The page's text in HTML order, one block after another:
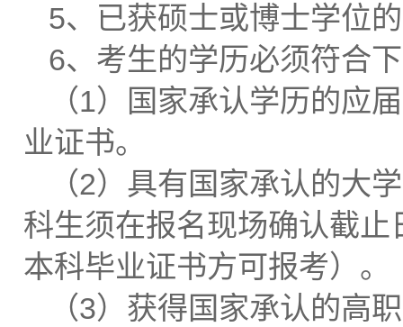
5、已获硕士或博士学位
6、考生的学历必须符合
（1）国家承认学历的应
业证书。
（2）具有国家承认的大
科生须在报名现场确认截
本科毕业证书方可报考）。
（3）获得国家承认的高